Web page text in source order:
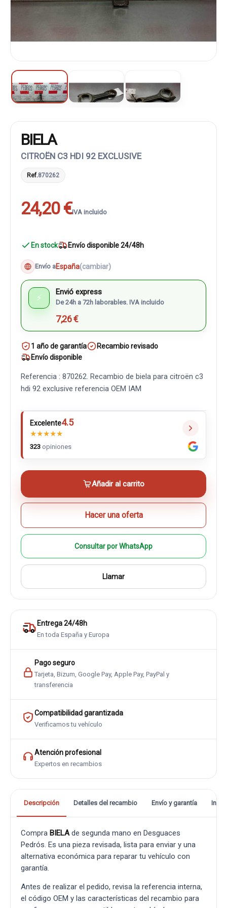
BIELA
CITROËN C3 HDI 92 EXCLUSIVE
Ref.870262
24,20 €IVA incluido
En stock Envío disponible 24/48h
Envío aEspaña(cambiar)
⚡
Envió express
De 24h a 72h laborables. IVA incluido
7,26 €
1 año de garantía
Recambio revisado
Envío disponible
Referencia : 870262. Recambio de biela para citroën c3
hdi 92 exclusive referencia OEM IAM
Excelente4.5
★★★★★
323 opiniones
Añadir al carrito
Hacer una oferta
Consultar por WhatsApp
Llamar
Entrega 24/48h
En toda España y Europa
Pago seguro
Tarjeta, Bizum, Google Pay, Apple Pay, PayPal y
transferencia
Compatibilidad garantizada
Verificamos tu vehículo
Atención profesional
Expertos en recambios
Descripción Detalles del recambio Envío y garantía
Compra BIELAde segunda mano en Desguaces
Pedrós. Es una pieza revisada, lista para enviar y una
alternativa económica para reparar tu vehículo con
garantía.
Antes de realizar el pedido, revisa la referencia interna,
el código OEM y las características del recambio para